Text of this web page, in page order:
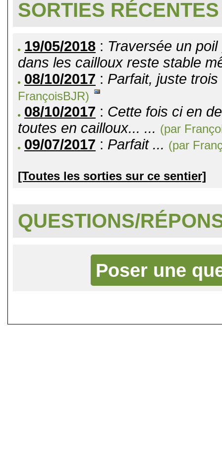
SORTIES RÉCENTES
19/05/2018 : Traversée un
dans les cailloux reste stable
08/10/2017 : Parfait, juste
FrançoisBJR)
08/10/2017 : Cette fois ci en
toutes en cailloux... ... (par
09/07/2017 : Parfait ... (par
[Toutes les sorties sur ce sentier]
QUESTIONS/
Poser une